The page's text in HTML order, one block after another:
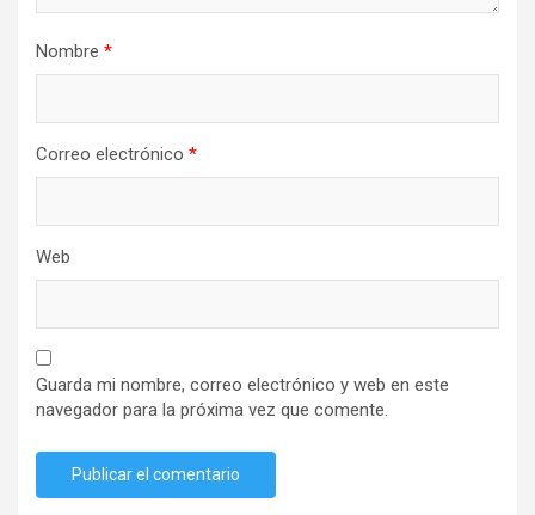
Nombre *
Correo electrónico *
Web
Guarda mi nombre, correo electrónico y web en este
navegador para la próxima vez que comente.